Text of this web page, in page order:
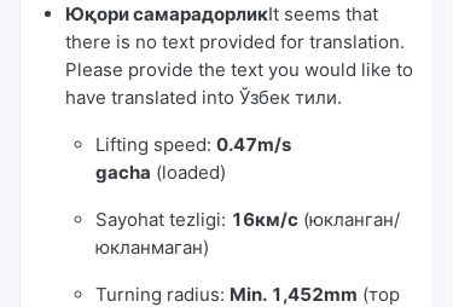
Юқори самарадорликIt seems that
there is no text provided for translation.
Please provide the text you would like to
have translated into Ўзбек тили.
Lifting speed: 0.47m/s
gacha (loaded)
Sayohat tezligi: 16км/с (юкланган/
юкланмаган)
Turning radius: Min. 1,452mm (тор